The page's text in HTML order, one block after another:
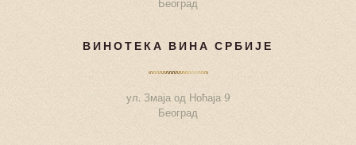
Београд
ВИНОТЕКА ВИНА СРБИЈЕ
ул. Змаја од Ноћаја 9
Београд